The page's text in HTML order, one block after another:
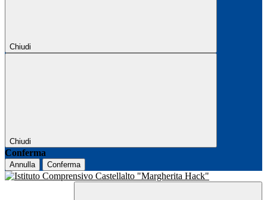
Chiudi
Chiudi
Conferma
Annulla Conferma